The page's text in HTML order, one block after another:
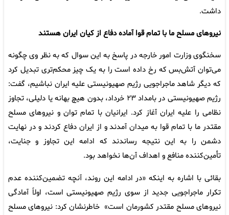
داشت.
نیروهای مسلح ما با تمام قوا آماده دفاع از کیان ایران هستند
سخنگوی وزارت امور خارجه در پاسخ به این سوال که به نظر وی چگونه
می‌توان آتش‌بس که رخ داده است را به یک چیز محکم‌تری تبدیل کرد
که دیگر شاهد ماجراجویی رژیم صهیونیستی علیه ایران نباشیم، گفت:
رژیم صهیونیستی در بامداد ۲۳ خرداد، بدون هیچ بهانه یا دلیلی، تجاوز
نظامی را علیه ایران آغاز کرد. ایرانیان با تمام توان و نیروهای مسلح
مقتدر ما با تمام قوا به میدان آمدند و از ایران دفاع کردند و در نهایت
دشمن را به این نتیجه رساندند که ادامه این تجاوز و جنایت،
تأمین‌کننده منافع و اهداف آن‌ها نخواهد بود.
بقائی با اشاره به اینکه «در ادامه این روند، آنچه تضمین‌کننده عدم
تکرار ماجراجویی جدید از سوی رژیم صهیونیستی است، اولاً آمادگی
نیروهای مسلح مقتدر کشورمان است» خاطرنشان کرد: نیروهای مسلح